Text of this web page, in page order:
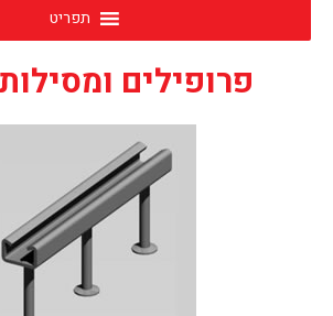
תפריט
פרופילים